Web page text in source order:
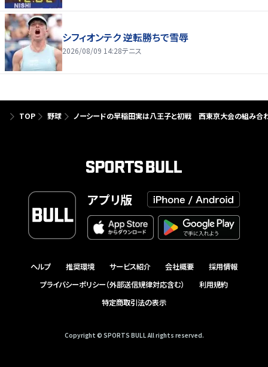
シフィオンテク 逆転勝ちで雪辱
2026/08/09 14:28テニス
TOP 野球 ノーシードの早稲田実は八王子と初戦 西東京大会の組み合
アプリ版
ヘルプ 推奨環境 サービス紹介 会社概要
採用情報
プライバシーポリシー（外部送信規律対応含む）
利用規約
特定商取引法の表示
Copyright © SPORTS BULL All rights reserved.